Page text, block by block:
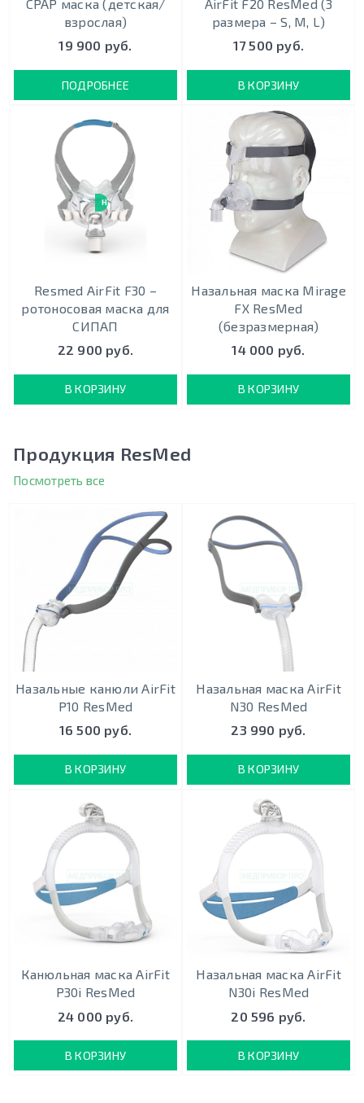
CPAP маска (детская/
взрослая)
19 900 руб.
ПОДРОБНЕЕ
AirFit F20 ResMed (3
размера – S, М, L)
17 500 руб.
В КОРЗИНУ
НОВИНКА
Resmed AirFit F30 –
ротоносовая маска для
СИПАП
22 900 руб.
В КОРЗИНУ
Назальная маска Mirage
FX ResMed
(безразмерная)
14 000 руб.
В КОРЗИНУ
Продукция ResMed
Посмотреть все
Назальные канюли AirFit
P10 ResMed
16 500 руб.
В КОРЗИНУ
Назальная маска AirFit
N30 ResMed
23 990 руб.
В КОРЗИНУ
Канюльная маска AirFit
P30i ResMed
24 000 руб.
В КОРЗИНУ
Назальная маска AirFit
N30i ResMed
20 596 руб.
В КОРЗИНУ